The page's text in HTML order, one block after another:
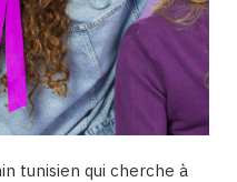
tunisien qui cherche à